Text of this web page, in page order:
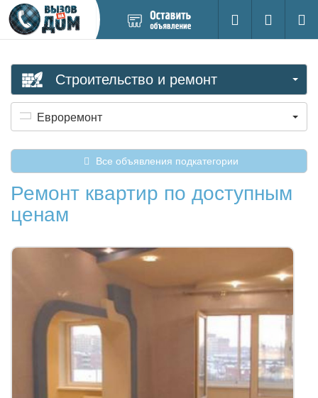
новое
Поиск
Вход на
Строительство и ремонт
Евроремонт
Все объявления подкатегории
Ремонт квартир по доступным
ценам